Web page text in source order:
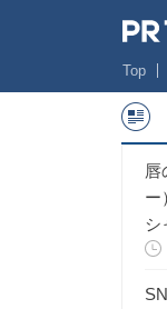
Top
唇
ー
シ